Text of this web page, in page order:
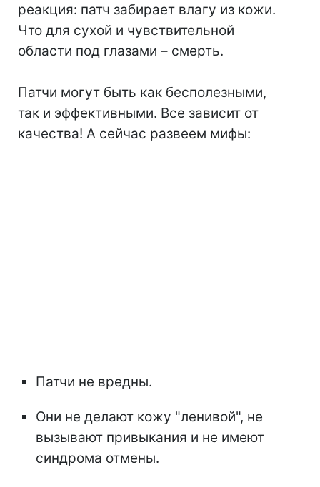
реакция: патч забирает влагу из кожи.
Что для сухой и чувствительной
области под глазами – смерть.
Патчи могут быть как бесполезными,
так и эффективными. Все зависит от
качества! А сейчас развеем мифы:
Патчи не вредны.
Они не делают кожу "ленивой", не
вызывают привыкания и не имеют
синдрома отмены.